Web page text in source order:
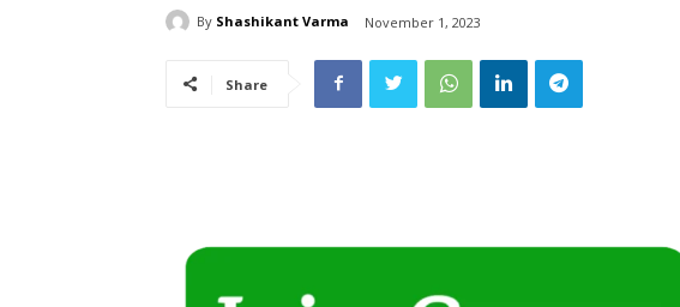
By Shashikant Varma November 1, 2023
Share